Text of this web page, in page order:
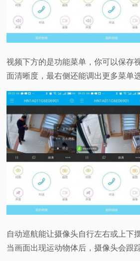
视频下方的是功能菜单，你可以保存
面清晰度，最右侧还能调出更多菜单
自动巡航能让摄像头自行左右或上下
当画面出现运动物体后，摄像头会跟